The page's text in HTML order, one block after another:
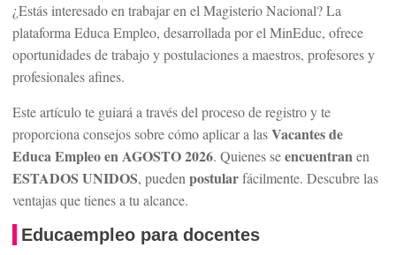
¿Estás interesado en trabajar en el Magisterio Nacional? La
plataforma Educa Empleo, desarrollada por el MinEduc, ofrece
oportunidades de trabajo y postulaciones a maestros, profesores y
profesionales afines.
Este artículo te guiará a través del proceso de registro y te
proporciona consejos sobre cómo aplicar a lasVacantes de
Educa Empleo en AGOSTO 2026. Quienes seencuentranen
ESTADOS UNIDOS, pueden postularfácilmente. Descubre las
ventajas que tienes a tu alcance.
Educaempleo para docentes